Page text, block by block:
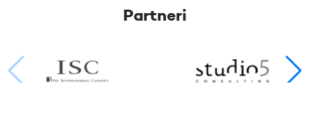
Partneri